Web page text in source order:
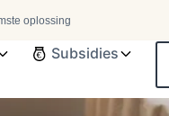
oplossing
Subsidies